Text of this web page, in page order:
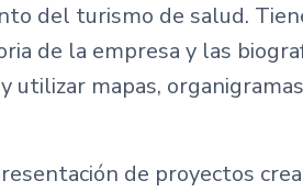
del turismo de salud.
de la empresa y las
utilizar mapas,
de proyectos